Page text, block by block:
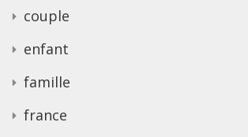
couple
enfant
famille
france